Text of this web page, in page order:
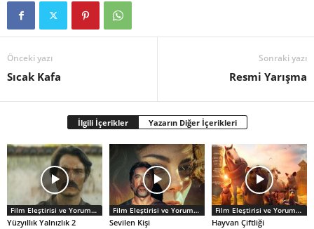
Önceki yazı
Sıcak Kafa
Sonraki yazı
Resmi Yarışma
İlgili İçerikler Yazarın Diğer İçerikleri
Film Eleştirisi ve Yorumlar
Yüzyıllık Yalnızlık 2
Film Eleştirisi ve Yorumlar
Sevilen Kişi
Film Eleştirisi ve Yorumlar
Hayvan Çiftliği